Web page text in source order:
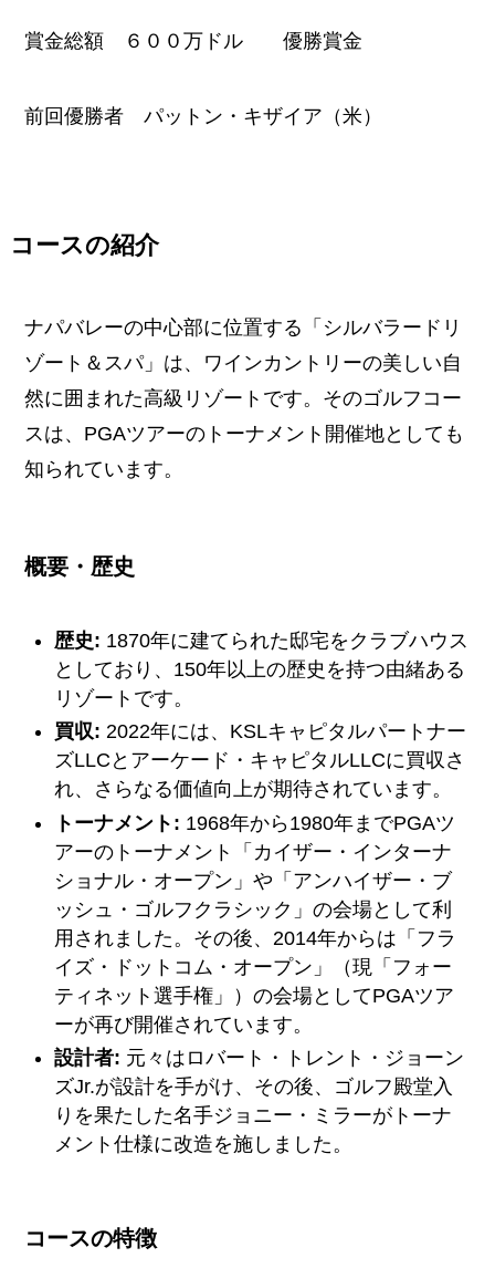
賞金総額 ６００万ドル 優勝賞金
前回優勝者 パットン・キザイア（米）
コースの紹介
ナパバレーの中心部に位置する「シルバラードリ
ゾート＆スパ」は、ワインカントリーの美しい自
然に囲まれた高級リゾートです。そのゴルフコー
スは、PGAツアーのトーナメント開催地としても
知られています。
概要・歴史
歴史: 1870年に建てられた邸宅をクラブハウス
としており、150年以上の歴史を持つ由緒ある
リゾートです。
買収: 2022年には、KSLキャピタルパートナー
ズLLCとアーケード・キャピタルLLCに買収さ
れ、さらなる価値向上が期待されています。
トーナメント: 1968年から1980年までPGAツ
アーのトーナメント「カイザー・インターナ
ショナル・オープン」や「アンハイザー・ブ
ッシュ・ゴルフクラシック」の会場として利
用されました。その後、2014年からは「フラ
イズ・ドットコム・オープン」（現「フォー
ティネット選手権」）の会場としてPGAツア
ーが再び開催されています。
設計者: 元々はロバート・トレント・ジョーン
ズJr.が設計を手がけ、その後、ゴルフ殿堂入
りを果たした名手ジョニー・ミラーがトーナ
メント仕様に改造を施しました。
コースの特徴